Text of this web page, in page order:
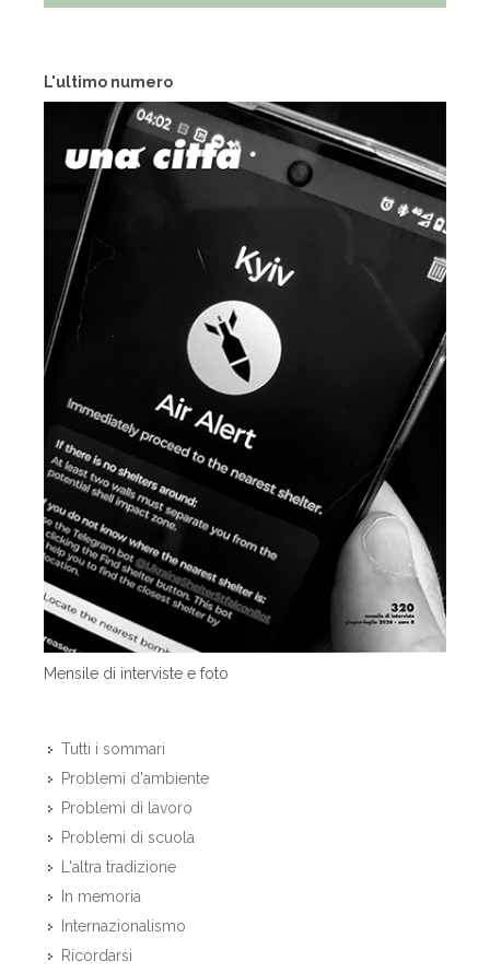
L'ultimo numero
Mensile di interviste e foto
Tutti i sommari
Problemi d'ambiente
Problemi di lavoro
Problemi di scuola
L'altra tradizione
In memoria
Internazionalismo
Ricordarsi